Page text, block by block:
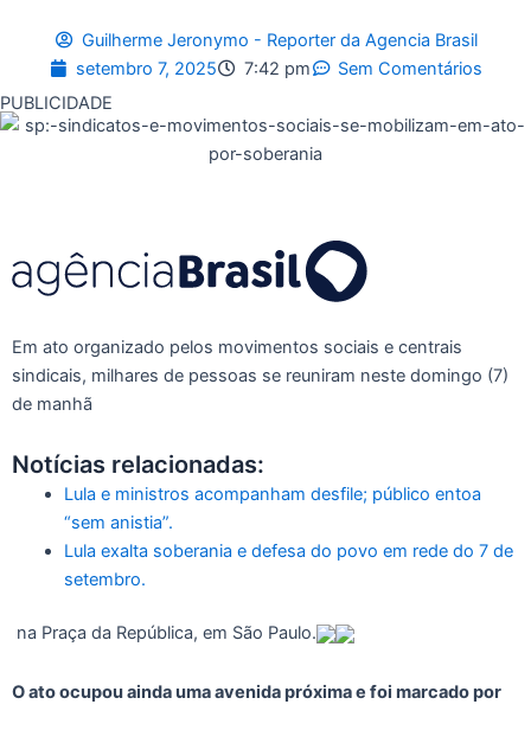
Guilherme Jeronymo - Reporter da Agencia Brasil
setembro 7, 2025
7:42 pm
Sem Comentários
PUBLICIDADE
Em ato organizado pelos movimentos sociais e centrais
sindicais, milhares de pessoas se reuniram neste domingo (7)
de manhã
Notícias relacionadas:
Lula e ministros acompanham desfile; público entoa
“sem anistia”.
Lula exalta soberania e defesa do povo em rede do 7 de
setembro.
na Praça da República, em São Paulo.
O ato ocupou ainda uma avenida próxima e foi marcado por